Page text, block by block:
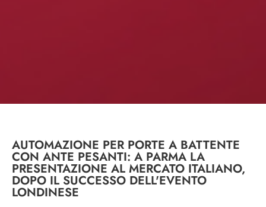
AUTOMAZIONE PER PORTE A BATTENTE
CON ANTE PESANTI: A PARMA LA
PRESENTAZIONE AL MERCATO ITALIANO,
DOPO IL SUCCESSO DELL'EVENTO
LONDINESE